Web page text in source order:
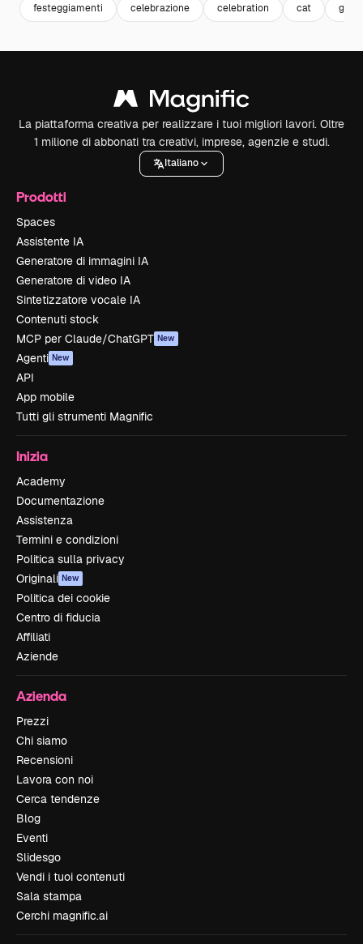
festeggiamenti celebrazione celebration cat gatto
La piattaforma creativa per realizzare i tuoi migliori lavori. Oltre
1 milione di abbonati tra creativi, imprese, agenzie e studi.
Italiano
Prodotti
Spaces
Assistente IA
Generatore di immagini IA
Generatore di video IA
Sintetizzatore vocale IA
Contenuti stock
MCP per Claude/ChatGPT New
Agenti New
API
App mobile
Tutti gli strumenti Magnific
Inizia
Academy
Documentazione
Assistenza
Termini e condizioni
Politica sulla privacy
Originali New
Politica dei cookie
Centro di fiducia
Affiliati
Aziende
Azienda
Prezzi
Chi siamo
Recensioni
Lavora con noi
Cerca tendenze
Blog
Eventi
Slidesgo
Vendi i tuoi contenuti
Sala stampa
Cerchi magnific.ai